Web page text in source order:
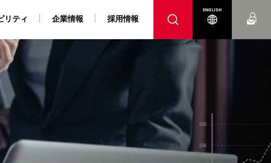
事業 電力事業
コンテナ船事業
資家の皆様へ
ガバナンス
ル・ファイナンス
リティ
運航船腹
企業情報
陸上職 障がい者採用情報
採用情報
ENGLISH